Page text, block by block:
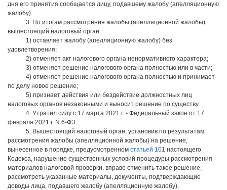
дня его принятия сообщается лицу, подавшему жалобу (апелляционную
жалобу).
3. По итогам рассмотрения жалобы (апелляционной жалобы)
вышестоящий налоговый орган:
1) оставляет жалобу (апелляционную жалобу) без
удовлетворения;
2) отменяет акт налогового органа ненормативного характера;
3) отменяет решение налогового органа полностью или в части;
4) отменяет решение налогового органа полностью и принимает
по делу новое решение;
5) признает действия или бездействие должностных лиц
налоговых органов незаконными и выносит решение по существу.
4. Утратил силу с 17 марта 2021 г. - Федеральный закон от 17
февраля 2021 г. N 6-ФЗ
5. Вышестоящий налоговый орган, установив по результатам
рассмотрения жалобы (апелляционной жалобы) на решение,
вынесенное в порядке, предусмотренном статьей 101 настоящего
Кодекса, нарушение существенных условий процедуры рассмотрения
материалов налоговой проверки, вправе отменить такое решение,
рассмотреть указанные материалы, документы, подтверждающие
доводы лица, подавшего жалобу (апелляционную жалобу),